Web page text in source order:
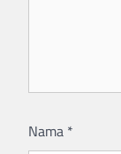
Nama *